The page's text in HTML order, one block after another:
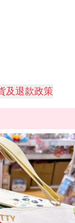
及退款政策